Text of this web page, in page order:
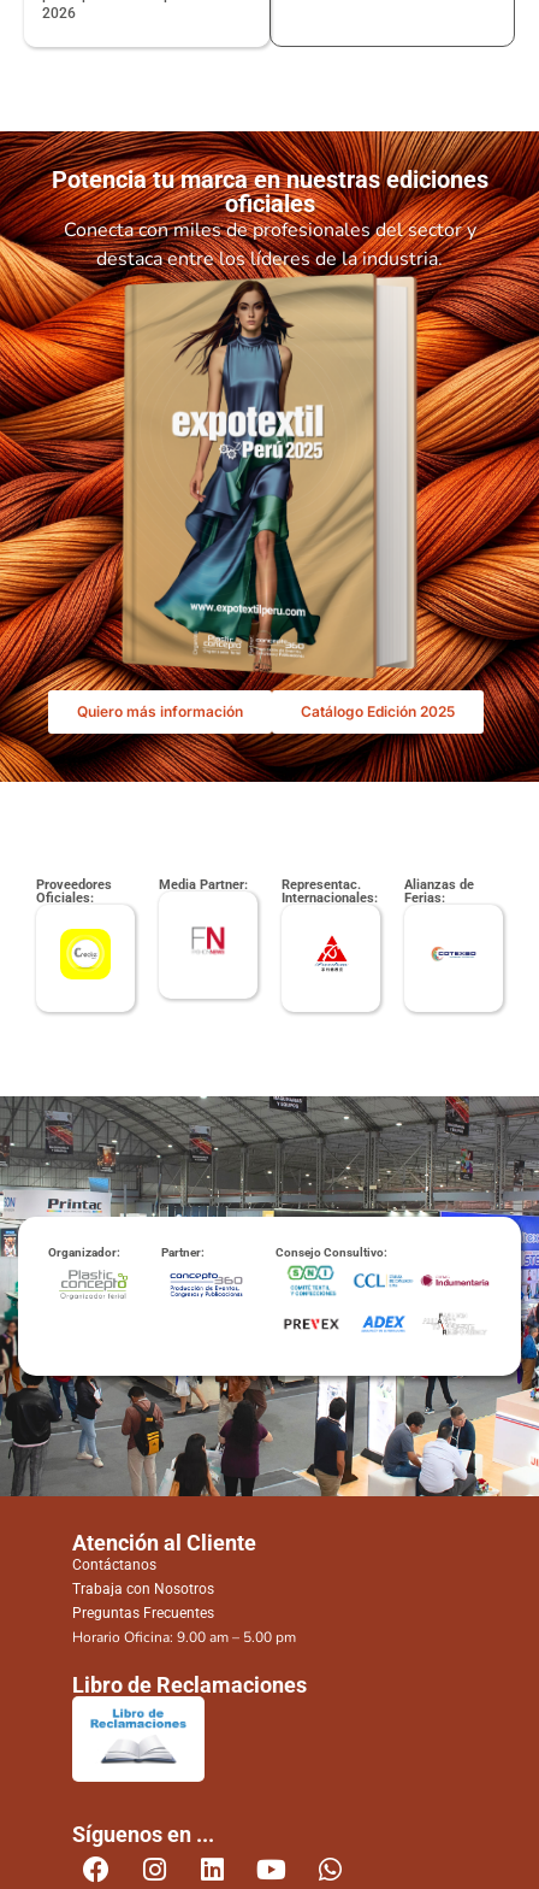
2026
Potencia tu marca en nuestras ediciones
oficiales
Conecta con miles de profesionales del sector y
destaca entre los líderes de la industria.
Quiero más información Catálogo Edición 2025
Proveedores
Oficiales:
Media Partner:
Representac.
Internacionales:
Alianzas de
Ferias:
Organizador: Partner: Consejo Consultivo:
Atención al Cliente
Contáctanos
Trabaja con Nosotros
Preguntas Frecuentes
Horario Oficina: 9.00 am – 5.00 pm
Libro de Reclamaciones
Síguenos en ...